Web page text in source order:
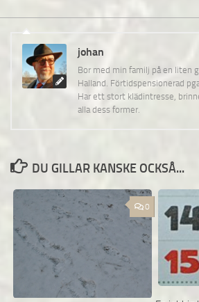
johan
Bor med min familj på en liten
Halland. Förtidspensionerad
Har ett stort klädintresse,
alla dess former.
DU GILLAR KANSKE OCKSÅ...
0